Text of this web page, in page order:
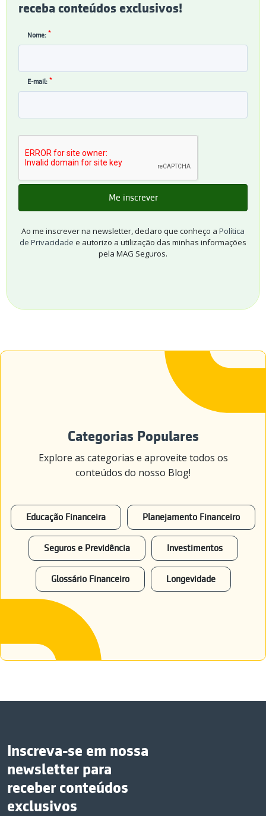
receba conteúdos exclusivos!
Nome: *
E-mail: *
Ao me inscrever na newsletter, declaro que conheço a Política
de Privacidade e autorizo a utilização das minhas informações
pela MAG Seguros.
Categorias Populares
Explore as categorias e aproveite todos os
conteúdos do nosso Blog!
Educação Financeira Planejamento Financeiro
Seguros e Previdência Investimentos
Glossário Financeiro Longevidade
Inscreva-se em nossa
newsletter para
receber conteúdos
exclusivos